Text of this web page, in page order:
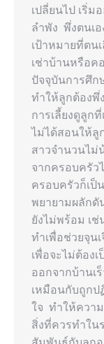
เปลี่ยนไป เริ่ม
ลำพัง พึ่งตนเ
เป้าหมายที่ต
เช่าบ้านหรือค
ปัจจุบันการศึก
ทำให้ลูกต้อง
การเลี้ยงดูลูก
ไม่ได้สอนให้
สาวจำนวนไม่
จากครอบครั
ครอบครัวก็เป็
พยายามผลักดั
ยังไม่พร้อม เ
ทำเพื่อช่วยจุน
เพื่อจะไม่ต้อ
ออกจากบ้านเ
เหมือนกับถูกป
ใจ ทำให้ควา
สิ่งที่ควรทำใน